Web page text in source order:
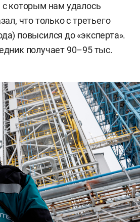
которым нам удалось
что только с третьего
повысился до «эксперта».
получает 90–95 тыс.